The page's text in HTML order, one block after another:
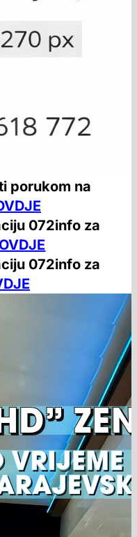
porukom na
072info za
072info za